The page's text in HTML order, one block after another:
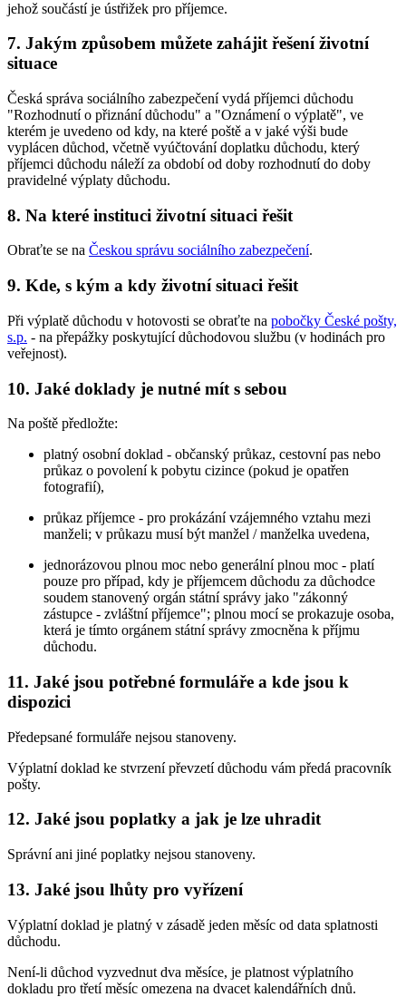
jehož součástí je ústřižek pro příjemce.
7. Jakým způsobem můžete zahájit řešení životní
situace
Česká správa sociálního zabezpečení vydá příjemci důchodu
"Rozhodnutí o přiznání důchodu" a "Oznámení o výplatě", ve
kterém je uvedeno od kdy, na které poště a v jaké výši bude
vyplácen důchod, včetně vyúčtování doplatku důchodu, který
příjemci důchodu náleží za období od doby rozhodnutí do doby
pravidelné výplaty důchodu.
8. Na které instituci životní situaci řešit
Obraťte se na Českou správu sociálního zabezpečení.
9. Kde, s kým a kdy životní situaci řešit
Při výplatě důchodu v hotovosti se obraťte na pobočky České pošty,
s.p. - na přepážky poskytující důchodovou službu (v hodinách pro
veřejnost).
10. Jaké doklady je nutné mít s sebou
Na poště předložte:
platný osobní doklad - občanský průkaz, cestovní pas nebo
průkaz o povolení k pobytu cizince (pokud je opatřen
fotografií),
průkaz příjemce - pro prokázání vzájemného vztahu mezi
manželi; v průkazu musí být manžel / manželka uvedena,
jednorázovou plnou moc nebo generální plnou moc - platí
pouze pro případ, kdy je příjemcem důchodu za důchodce
soudem stanovený orgán státní správy jako "zákonný
zástupce - zvláštní příjemce"; plnou mocí se prokazuje osoba,
která je tímto orgánem státní správy zmocněna k příjmu
důchodu.
11. Jaké jsou potřebné formuláře a kde jsou k
dispozici
Předepsané formuláře nejsou stanoveny.
Výplatní doklad ke stvrzení převzetí důchodu vám předá pracovník
pošty.
12. Jaké jsou poplatky a jak je lze uhradit
Správní ani jiné poplatky nejsou stanoveny.
13. Jaké jsou lhůty pro vyřízení
Výplatní doklad je platný v zásadě jeden měsíc od data splatnosti
důchodu.
Není-li důchod vyzvednut dva měsíce, je platnost výplatního
dokladu pro třetí měsíc omezena na dvacet kalendářních dnů.